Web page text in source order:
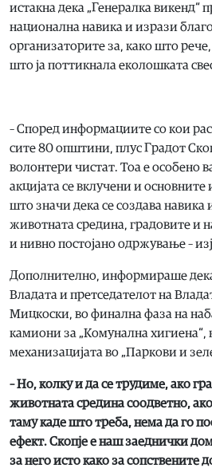
истакна дека „Генералка викенд“
национална навика и изрази
организаторите за, како што
што ја поттикнала еколошката
– Според информациите со кои
сите 80 општини, плус Градот
волонтери чистат. Тоа е особено
акцијата се вклучени и
што значи дека се создава навика
животната средина, градовите и
и нивно постојано одржување –
Дополнително, информираше
Владата и претседателот на
Мицкоски, во финална фаза на
камиони за „Комунална хигиена“,
механизацијата во „Паркови и
– Но, колку и да се трудиме, ако
животната средина соодветно,
таму каде што треба, нема да го
ефект. Скопје е наш заеднички
за него исто како за сопствените